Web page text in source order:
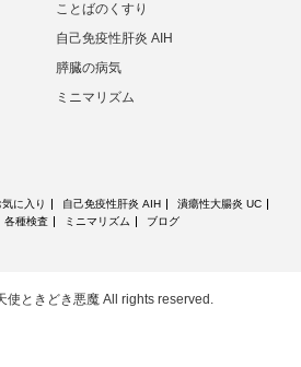
ことばのくすり
自己免疫性肝炎 AIH
膵臓の病気
ミニマリズム
気に入り 自己免疫性肝炎 AIH
潰瘍性大腸炎 UC
各種検査 ミニマリズム ブログ
使ときどき悪魔All rights reserved.